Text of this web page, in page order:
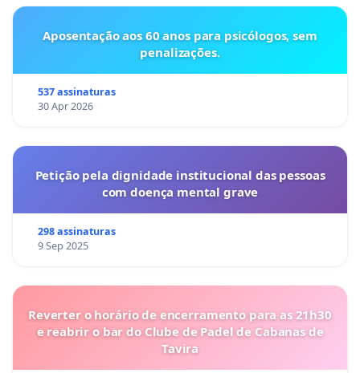
Aposentação aos 60 anos para psicólogos, sem
penalizações.
537 assinaturas
30 Apr 2026
Petição pela dignidade institucional das pessoas
com doença mental grave
298 assinaturas
9 Sep 2025
Reverter o horário de encerramento para as 21h30
e reabrir o bar do Clube de Padel de Cabanas de
Tavira